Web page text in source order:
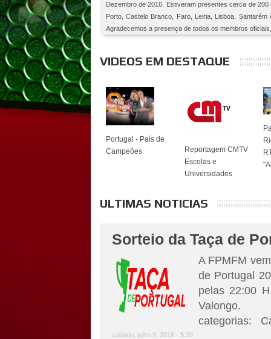
Dezembro de 2016. Estiveram presentes cerca de
Porto, Castelo Branco, Faro, Leiria, Lisboa,
Agradecemos a presença de todos os membros
VIDEOS EM DESTAQUE
Portugal - País de
Campeões
Reportagem CMTV
Escolas e
Universidades
ULTIMAS NOTICIAS
Sorteio da Taça de
A FPMFM
de Portugal
pelas 22:00
Valongo. O
categorias:
sábado, julho 9, 2016 - 5:39